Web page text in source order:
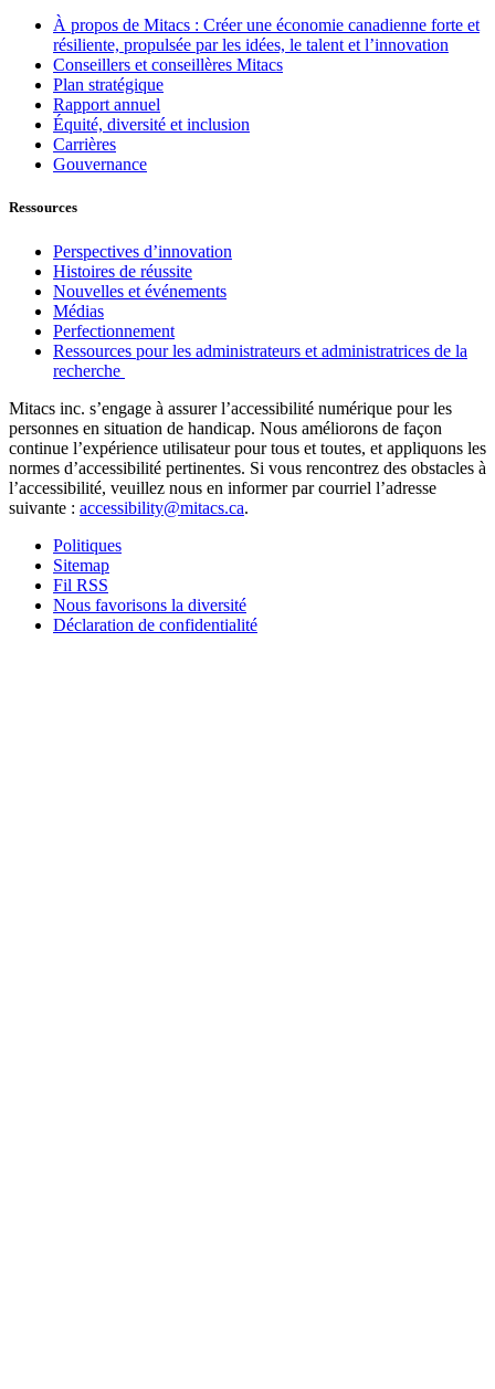
À propos de Mitacs : Créer une économie canadienne forte et
résiliente, propulsée par les idées, le talent et l’innovation
Conseillers et conseillères Mitacs
Plan stratégique
Rapport annuel
Équité, diversité et inclusion
Carrières
Gouvernance
Ressources
Perspectives d’innovation
Histoires de réussite
Nouvelles et événements
Médias
Perfectionnement
Ressources pour les administrateurs et administratrices de la
recherche
Mitacs inc. s’engage à assurer l’accessibilité numérique pour les
personnes en situation de handicap. Nous améliorons de façon
continue l’expérience utilisateur pour tous et toutes, et appliquons les
normes d’accessibilité pertinentes. Si vous rencontrez des obstacles à
l’accessibilité, veuillez nous en informer par courriel l’adresse
suivante : accessibility@mitacs.ca.
Politiques
Sitemap
Fil RSS
Nous favorisons la diversité
Déclaration de confidentialité